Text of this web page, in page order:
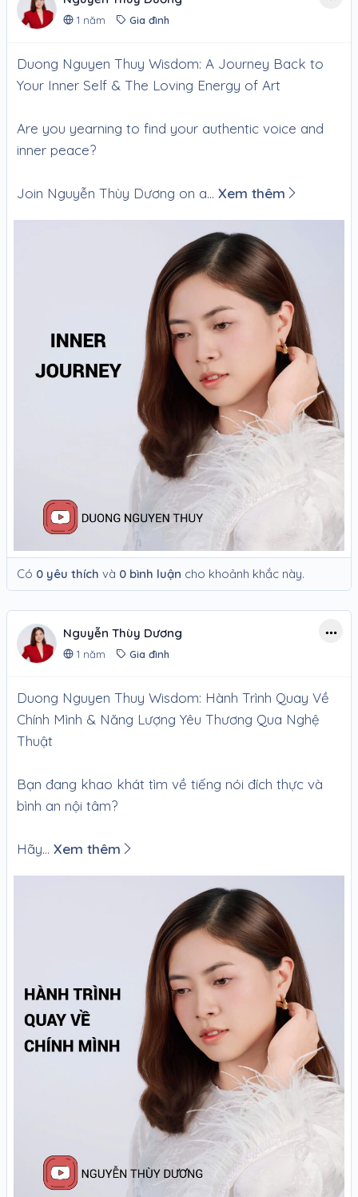
1 năm Gia đình
Duong Nguyen Thuy Wisdom: A Journey Back to
Your Inner Self & The Loving Energy of Art
Are you yearning to find your authentic voice and
inner peace?
Join Nguyễn Thùy Dương on a... Xem thêm
Có 0 yêu thích và 0 bình luận cho khoảnh khắc này.
Nguyễn Thùy Dương
1 năm Gia đình
Duong Nguyen Thuy Wisdom: Hành Trình Quay Về
Chính Mình & Năng Lượng Yêu Thương Qua Nghệ
Thuật
Bạn đang khao khát tìm về tiếng nói đích thực và
bình an nội tâm?
Hãy... Xem thêm